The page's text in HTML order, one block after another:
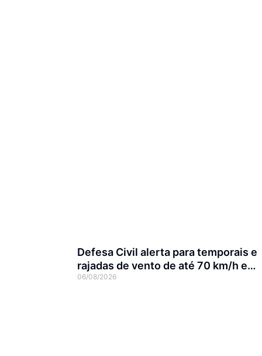
Defesa Civil alerta para temporais e
rajadas de vento de até 70 km/h em
Joinville
06/08/2026